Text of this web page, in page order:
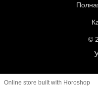
©
Online store built with Horoshop